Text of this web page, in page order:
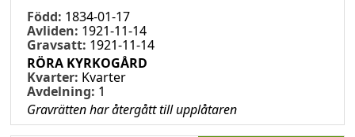
Född: 1834-01-17
Avliden: 1921-11-14
Gravsatt: 1921-11-14
RÖRA KYRKOGÅRD
Kvarter: Kvarter
Avdelning: 1
Gravrätten har återgått till upplåtaren